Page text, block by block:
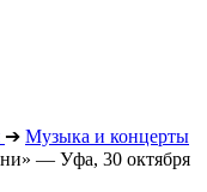
➔ Музыка и концерты
— Уфа, 30 октября